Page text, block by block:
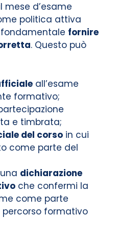
mese d’esame
politica attiva
fondamentale fornire
. Questo può
all’esame
formativo;
e timbrata;
del corso in cui
come parte del
dichiarazione
che confermi la
come parte
formativo